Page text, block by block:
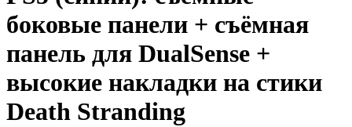
боковые панели + съёмная
панель для DualSense +
высокие накладки на стики
Death Stranding